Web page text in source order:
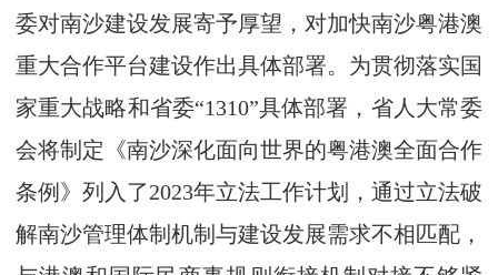
委对南沙建设发展寄予厚望，对加快南沙粤港澳
重大合作平台建设作出具体部署。为贯彻落实国
家重大战略和省委“1310”具体部署，省人大常委
会将制定《南沙深化面向世界的粤港澳全面合作
条例》列入了2023年立法工作计划，通过立法破
解南沙管理体制机制与建设发展需求不相匹配，